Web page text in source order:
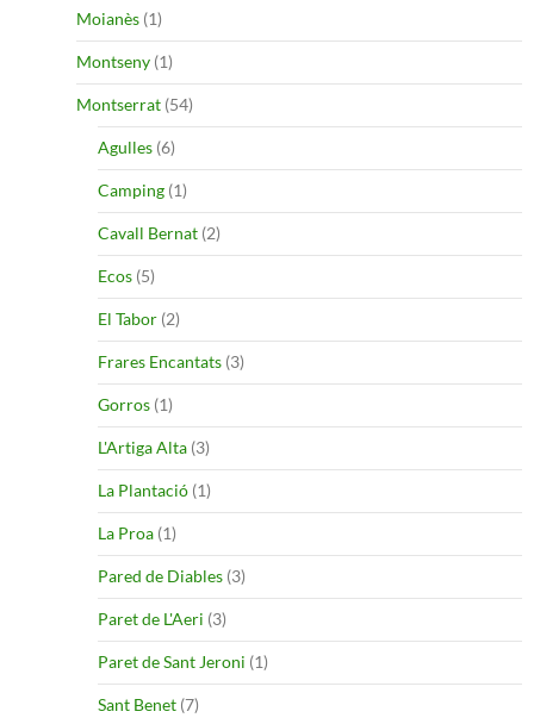
Moianès (1)
Montseny (1)
Montserrat (54)
Agulles (6)
Camping (1)
Cavall Bernat (2)
Ecos (5)
El Tabor (2)
Frares Encantats (3)
Gorros (1)
L'Artiga Alta (3)
La Plantació (1)
La Proa (1)
Pared de Diables (3)
Paret de L'Aeri (3)
Paret de Sant Jeroni (1)
Sant Benet (7)